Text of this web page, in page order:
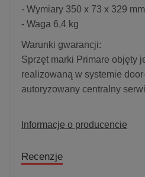
- Wymiary 350 x 73 x 329
- Waga 6,4 kg
Warunki gwarancji:
Sprzęt marki Primare objęty
realizowaną w systemie
autoryzowany centralny
Informacje o producencie
Recenzje